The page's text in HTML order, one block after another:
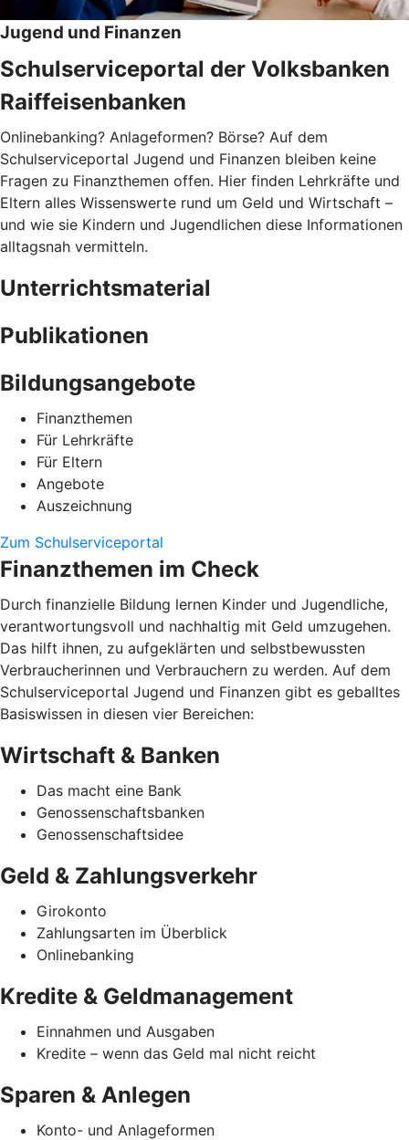
Jugend und Finanzen
Schulserviceportal der Volksbanken
Raiffeisenbanken
Onlinebanking? Anlageformen? Börse? Auf dem
Schulserviceportal Jugend und Finanzen bleiben keine
Fragen zu Finanzthemen offen. Hier finden Lehrkräfte und
Eltern alles Wissenswerte rund um Geld und Wirtschaft –
und wie sie Kindern und Jugendlichen diese Informationen
alltagsnah vermitteln.
Unterrichtsmaterial
Publikationen
Bildungsangebote
Finanzthemen
Für Lehrkräfte
Für Eltern
Angebote
Auszeichnung
Zum Schulserviceportal
Finanzthemen im Check
Durch finanzielle Bildung lernen Kinder und Jugendliche,
verantwortungsvoll und nachhaltig mit Geld umzugehen.
Das hilft ihnen, zu aufgeklärten und selbstbewussten
Verbraucherinnen und Verbrauchern zu werden. Auf dem
Schulserviceportal Jugend und Finanzen gibt es geballtes
Basiswissen in diesen vier Bereichen:
Wirtschaft & Banken
Das macht eine Bank
Genossenschaftsbanken
Genossenschaftsidee
Geld & Zahlungsverkehr
Girokonto
Zahlungsarten im Überblick
Onlinebanking
Kredite & Geldmanagement
Einnahmen und Ausgaben
Kredite – wenn das Geld mal nicht reicht
Sparen & Anlegen
Konto- und Anlageformen